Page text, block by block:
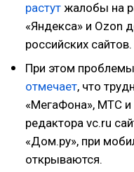
растут жалобы на
«Яндекса» и Ozon
российских сайтов.
При этом проблемы
отмечает, что
«МегаФона», МТС и
редактора vc.ru
«Дом.ру», при
открываются.